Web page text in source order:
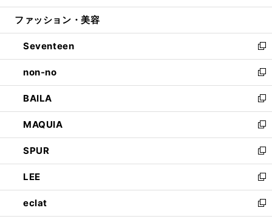
開
ウ
開
く
ン
ウ
で
開
く
ウ
ン
ド
ウ
で
開
く
ファッション・美容
Seventeen
新
し
い
ウ
ィ
ン
ド
ウ
で
開
く
non-no
新
し
い
ウ
ィ
ン
ド
ウ
で
開
く
BAILA
新
し
い
ウ
ィ
ン
ド
ウ
で
開
MAQUIA
新
し
い
ウ
ィ
ン
ド
ウ
SPUR
新
し
い
ウ
ィ
LEE
新
し
い
eclat
新